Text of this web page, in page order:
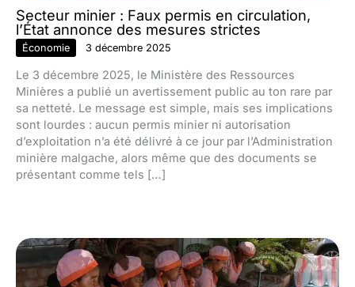
Secteur minier : Faux permis en circulation,
l’État annonce des mesures strictes
Économie 3 décembre 2025
Le 3 décembre 2025, le Ministère des Ressources
Minières a publié un avertissement public au ton rare par
sa netteté. Le message est simple, mais ses implications
sont lourdes : aucun permis minier ni autorisation
d’exploitation n’a été délivré à ce jour par l’Administration
minière malgache, alors même que des documents se
présentant comme tels […]